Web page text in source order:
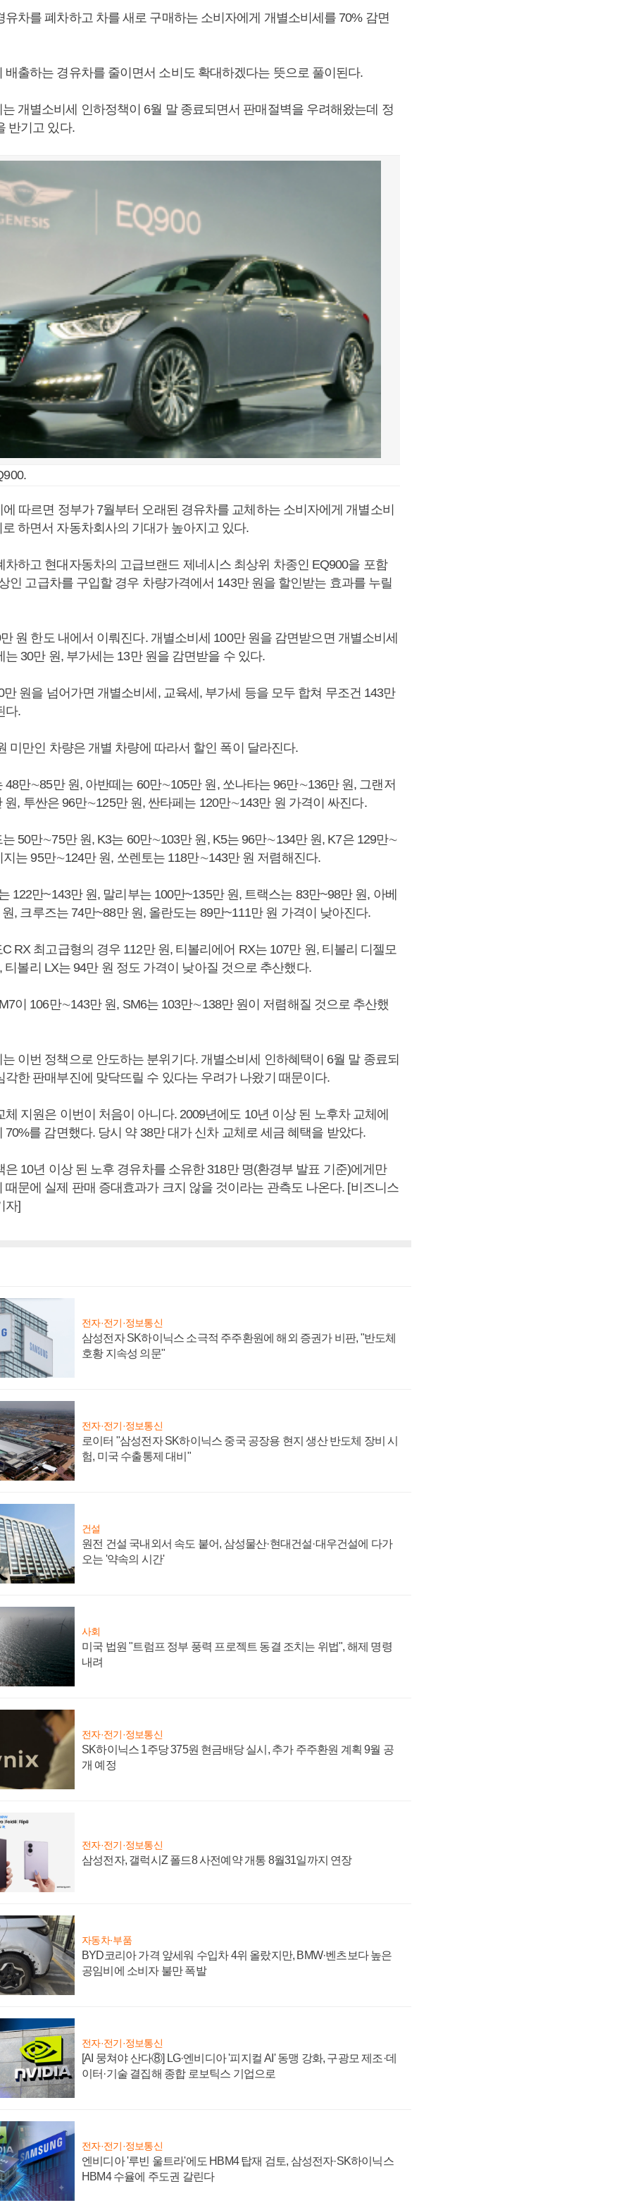
유차를 폐차하고 차를 새로 구매하는 소비자에게 개별소비세를 70% 감면
배출하는 경유차를 줄이면서 소비도 확대하겠다는 뜻으로 풀이된다.
개별소비세 인하정책이 6월 말 종료되면서 판매절벽을 우려해왔는데 정
반기고 있다.
따르면 정부가 7월부터 오래된 경유차를 교체하는 소비자에게 개별소비
하면서 자동차회사의 기대가 높아지고 있다.
차하고 현대자동차의 고급브랜드 제네시스 최상위 차종인 EQ900을 포함
인 고급차를 구입할 경우 차량가격에서 143만 원을 할인받는 효과를 누릴
원 한도 내에서 이뤄진다. 개별소비세 100만 원을 감면받으면 개별소비세
는 30만 원, 부가세는 13만 원을 감면받을 수 있다.
만 원을 넘어가면 개별소비세, 교육세, 부가세 등을 모두 합쳐 무조건 143만
다.
미만인 차량은 개별 차량에 따라서 할인 폭이 달라진다.
48만∼85만 원, 아반떼는 60만∼105만 원, 쏘나타는 96만∼136만 원, 그랜저
원, 투싼은 96만∼125만 원, 싼타페는 120만∼143만 원 가격이 싸진다.
50만∼75만 원, K3는 60만∼103만 원, K5는 96만∼134만 원, K7은 129만∼
지는 95만∼124만 원, 쏘렌토는 118만∼143만 원 저렴해진다.
122만~143만 원, 말리부는 100만~135만 원, 트랙스는 83만~98만 원, 아베
, 크루즈는 74만~88만 원, 올란도는 89만~111만 원 가격이 낮아진다.
RX 최고급형의 경우 112만 원, 티볼리에어 RX는 107만 원, 티볼리 디젤모
티볼리 LX는 94만 원 정도 가격이 낮아질 것으로 추산했다.
이 106만∼143만 원, SM6는 103만∼138만 원이 저렴해질 것으로 추산했
이번 정책으로 안도하는 분위기다. 개별소비세 인하혜택이 6월 말 종료되
각한 판매부진에 맞닥뜨릴 수 있다는 우려가 나왔기 때문이다.
지원은 이번이 처음이 아니다. 2009년에도 10년 이상 된 노후차 교체에
70%를 감면했다. 당시 약 38만 대가 신차 교체로 세금 혜택을 받았다.
은 10년 이상 된 노후 경유차를 소유한 318만 명(환경부 발표 기준)에게만
때문에 실제 판매 증대효과가 크지 않을 것이라는 관측도 나온다. [비즈니스
자]
전자·전기·정보통신
삼성전자 SK하이닉스 소극적 주주환원에 해외 증권가 비판, "반도체
호황 지속성 의문"
전자·전기·정보통신
로이터 "삼성전자 SK하이닉스 중국 공장용 현지 생산 반도체 장비 시
험, 미국 수출통제 대비"
건설
원전 건설 국내외서 속도 붙어, 삼성물산·현대건설·대우건설에 다가
오는 '약속의 시간'
사회
미국 법원 "트럼프 정부 풍력 프로젝트 동결 조치는 위법", 해제 명령
내려
전자·전기·정보통신
SK하이닉스 1주당 375원 현금배당 실시, 추가 주주환원 계획 9월 공
개 예정
전자·전기·정보통신
삼성전자, 갤럭시Z 폴드8 사전예약 개통 8월31일까지 연장
자동차·부품
BYD코리아 가격 앞세워 수입차 4위 올랐지만, BMW·벤츠보다 높은
공임비에 소비자 불만 폭발
전자·전기·정보통신
[AI 뭉쳐야 산다⑧] LG·엔비디아 '피지컬 AI' 동맹 강화, 구광모 제조·데
이터·기술 결집해 종합 로보틱스 기업으로
전자·전기·정보통신
엔비디아 '루빈 울트라'에도 HBM4 탑재 검토, 삼성전자·SK하이닉스
HBM4 수율에 주도권 갈린다